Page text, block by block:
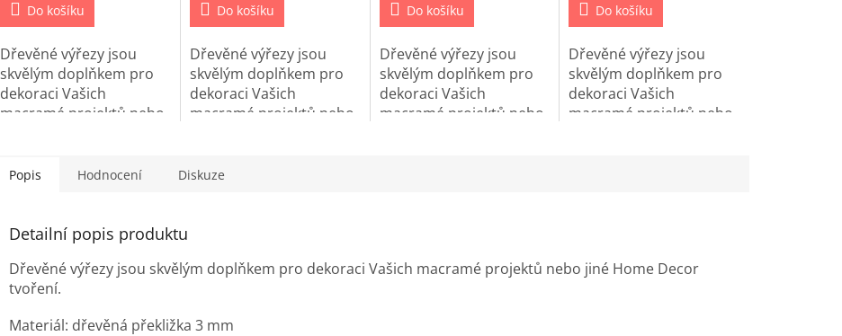
Do košíku
Dřevěné výřezy jsou
skvělým doplňkem pro
dekoraci Vašich
macramé projektů nebo
Do košíku
Dřevěné výřezy jsou
skvělým doplňkem pro
dekoraci Vašich
macramé projektů nebo
Do košíku
Dřevěné výřezy jsou
skvělým doplňkem pro
dekoraci Vašich
macramé projektů nebo
Do košíku
Dřevěné výřezy jsou
skvělým doplňkem pro
dekoraci Vašich
macramé projektů nebo
Popis Hodnocení Diskuze
Detailní popis produktu
Dřevěné výřezy jsou skvělým doplňkem pro dekoraci Vašich macramé projektů nebo jiné Home Decor
tvoření.
Materiál: dřevěná překližka 3 mm